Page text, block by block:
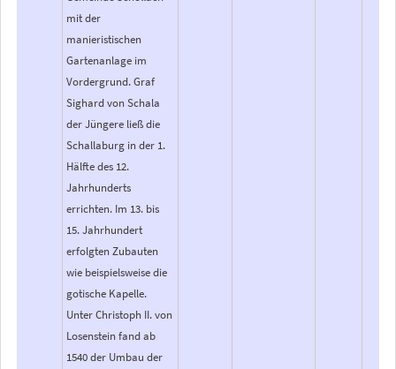
mit der
manieristischen
Gartenanlage im
Vordergrund. Graf
Sighard von Schala
der Jüngere ließ die
Schallaburg in der 1.
Hälfte des 12.
Jahrhunderts
errichten. Im 13. bis
15. Jahrhundert
erfolgten Zubauten
wie beispielsweise die
gotische Kapelle.
Unter Christoph II. von
Losenstein fand ab
1540 der Umbau der